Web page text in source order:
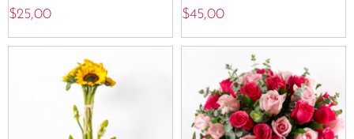
$25,00 $45,00